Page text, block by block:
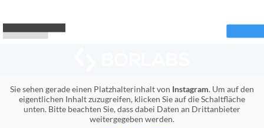
Sie sehen gerade einen Platzhalterinhalt von Instagram. Um auf den
eigentlichen Inhalt zuzugreifen, klicken Sie auf die Schaltfläche
unten. Bitte beachten Sie, dass dabei Daten an Drittanbieter
weitergegeben werden.